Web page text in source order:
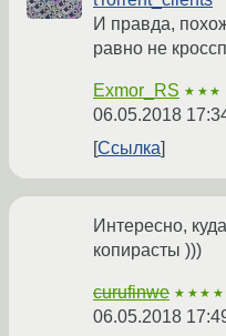
И правда,
равно не
Exmor_RS ★★★
06.05.2018
Ссылка
Интересно,
копирасты )))
curufinwe
06.05.2018